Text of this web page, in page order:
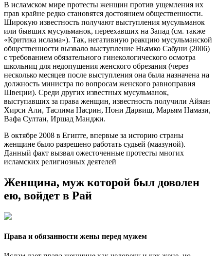
В исламском мире протесты женщин против ущемления их
прав крайне редко становятся достоянием общественности.
Широкую известность получают выступления мусульманок
или бывших мусульманок, переехавших на Запад (см. также
«Критика ислама»). Так, негативную реакцию мусульманской
общественности вызвало выступление Ньямко Сабуни (2006)
с требованием обязательного гинекологического осмотра
школьниц для недопущения женского обрезания (через
несколько месяцев после выступления она была назначена на
должность министра по вопросам женского равноправия
Швеции). Среди других известных мусульманок,
выступавших за права женщин, известность получили Айяан
Хирси Али, Таслима Насрин, Нони Дарвиш, Марьям Намази,
Вафа Султан, Иршад Манджи.
В октябре 2008 в Египте, впервые за историю страны
женщине было разрешено работать судьей (маазуной).
Данный факт вызвал ожесточенные протесты многих
исламских религиозных деятелей
Женщина, муж которой был доволен
ею, войдет в Рай
Права и обязанности жены перед мужем